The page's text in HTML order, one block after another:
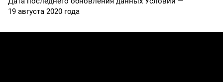
19 августа 2020 года